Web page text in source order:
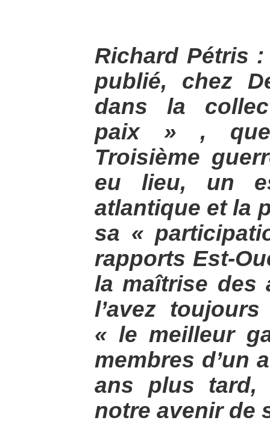
Richard Pétris
publié, chez
dans la
paix » ,
Troisième
eu lieu, un
atlantique et la
sa «
rapports Est-
la maîtrise des
l’avez
« le meilleur
membres d’un
ans plus tard,
notre avenir de